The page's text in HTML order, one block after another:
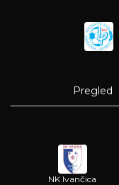
Pregled
NK Ivančica